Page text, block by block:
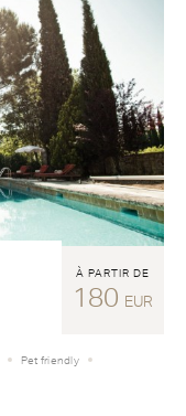
À PARTIR DE
180 EUR
Pet friendly